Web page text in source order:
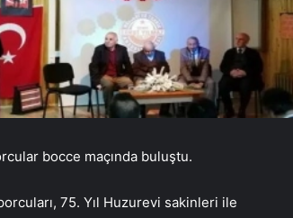
bocce maçında buluştu.
75. Yıl Huzurevi sakinleri ile